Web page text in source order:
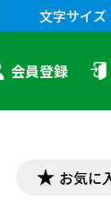
文字サイズ
会員登録
お気に